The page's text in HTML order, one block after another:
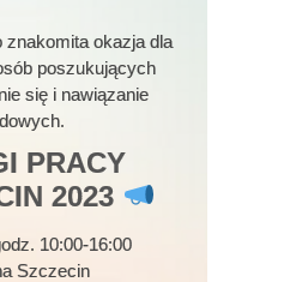
znakomita okazja dla
poszukujących
się i nawiązanie
PRACY
2023
10:00-16:00
Szczecin